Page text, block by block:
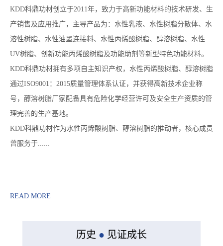
KDD科鼎功材创立于2011年，致力于高新功能材料的技术研发、生
产销售及应用推广，主导产品为：水性乳液、水性树脂分散体、水
溶性树脂、水性油墨连接料、水性丙烯酸树脂、醇溶树脂、水性
UV树脂、创新功能丙烯酸树脂及功能助剂等新型特色功能材料。
KDD科鼎功材拥有多项自主知识产权，水性丙烯酸树脂、醇溶树脂
通过ISO9001：2015质量管理体系认证，并获得高新技术企业称
号，醇溶树脂厂家配备具有危险化学经营许可及安全生产资质的管
理完善的生产基地。
KDD科鼎功材作为水性丙烯酸树脂、醇溶树脂的推动者，核心成员
曾服务于......
READ MORE
历史 ● 见证成长